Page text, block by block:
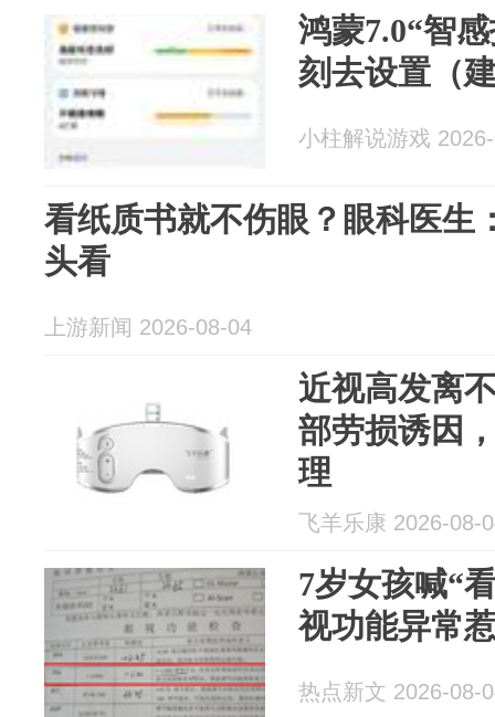
鸿蒙7.0“智
刻去设置（
小柱解说游戏
看纸质书就不伤眼？眼科医生
头看
上游新闻 2026-08-04
近视高发离
部劳损诱因
理
飞羊乐康 2026-08-
7岁女孩喊“
视功能异常
热点新文 2026-08-